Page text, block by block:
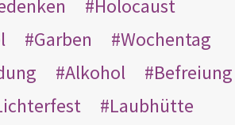
Holocaust
Garben
Wochentag
Alkohol
Befreiung
Laubhütte